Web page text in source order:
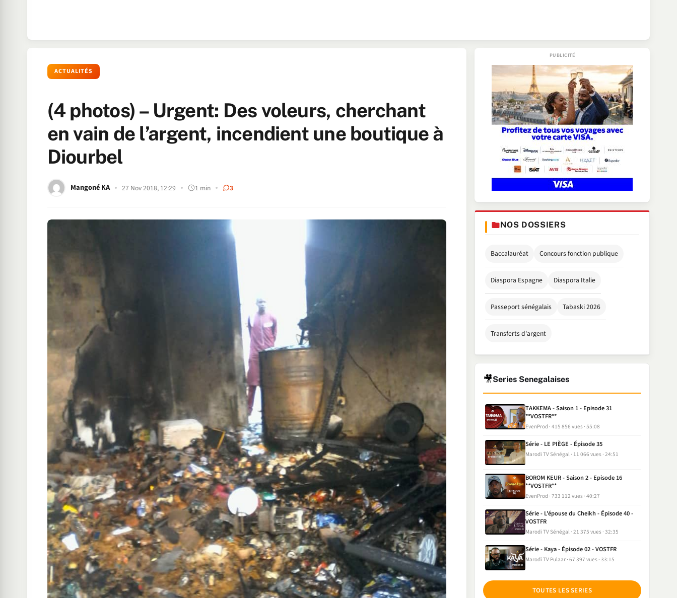
ACTUALITÉS
(4 photos) – Urgent: Des voleurs, cherchant
en vain de l’argent, incendient une boutique à
Diourbel
Mangoné KA 27 Nov 2018, 12:29 1 min 3
NOS DOSSIERS
Baccalauréat Concours fonction publique
Diaspora Espagne Diaspora Italie
Passeport sénégalais Tabaski 2026
Transferts d'argent
🎥Series Senegalaises
TAKKEMA - Saison 1 - Episode 31
**VOSTFR**
EvenProd 415 856 vues 55:08
Série - LE PIÈGE - Épisode 35
Marodi TV Sénégal 11 066 vues 24:51
BOROM KEUR - Saison 2 - Episode 16
**VOSTFR**
EvenProd 733 112 vues 40:27
Série - L'épouse du Cheikh - Épisode 40 -
VOSTFR
Marodi TV Sénégal 21 375 vues 32:35
Série - Kaya - Épisode 02 - VOSTFR
Marodi TV Pulaar 67 397 vues 33:15
TOUTES LES SERIES